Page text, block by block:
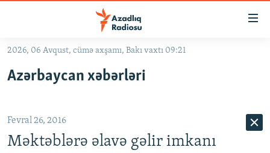
Əsas
qayıt
qayıt
Axtarışa
2026, 06 Avqust, cümə axşamı, Bakı vaxtı 09:21
Azərbaycan xəbərləri
Fevral 26, 2016
Məktəblərə əlavə gəlir imkanı